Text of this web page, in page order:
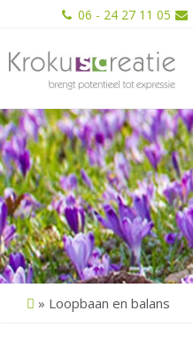
06 - 24 27 11 05
» Loopbaan en balans